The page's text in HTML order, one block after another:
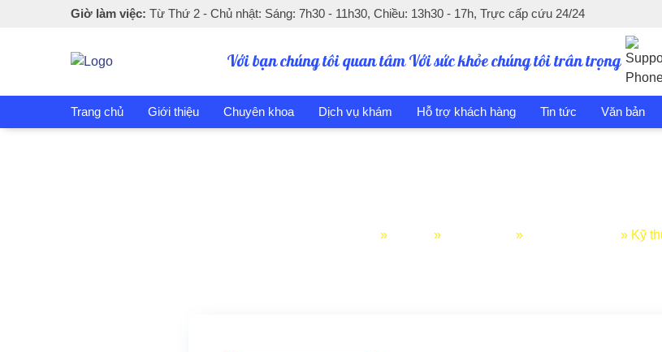
Giờ làm việc: Từ Thứ 2 - Chủ nhật: Sáng: 7h30 - 11h30, Chiều: 13h30 - 17h, Trực cấp cứu 24/24
Với bạn chúng tôi quan tâm Với sức khỏe chúng tôi trân trọng
Trang chủ Giới thiệu Chuyên khoa Dịch vụ khám Hỗ trợ khách hàng Tin tức Văn bản
» » » » Kỹ